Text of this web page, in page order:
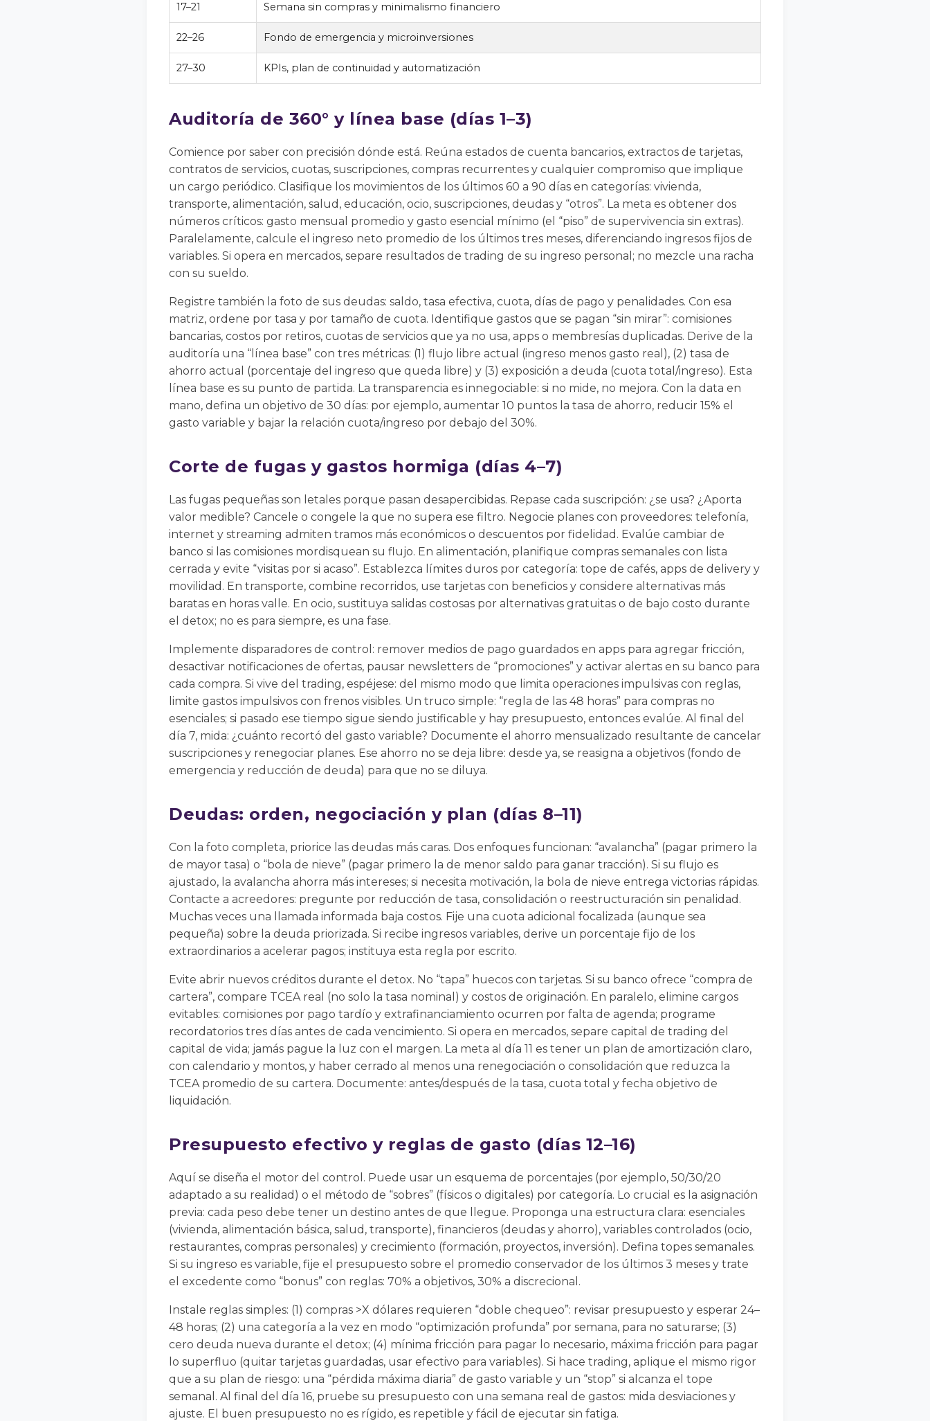
17–21 Semana sin compras y minimalismo financiero
22–26 Fondo de emergencia y microinversiones
27–30 KPIs, plan de continuidad y automatización
Auditoría de 360° y línea base (días 1–3)
Comience por saber con precisión dónde está. Reúna estados de cuenta bancarios, extractos de tarjetas,
contratos de servicios, cuotas, suscripciones, compras recurrentes y cualquier compromiso que implique
un cargo periódico. Clasifique los movimientos de los últimos 60 a 90 días en categorías: vivienda,
transporte, alimentación, salud, educación, ocio, suscripciones, deudas y “otros”. La meta es obtener dos
números críticos: gasto mensual promedio y gasto esencial mínimo (el “piso” de supervivencia sin extras).
Paralelamente, calcule el ingreso neto promedio de los últimos tres meses, diferenciando ingresos fijos de
variables. Si opera en mercados, separe resultados de trading de su ingreso personal; no mezcle una racha
con su sueldo.
Registre también la foto de sus deudas: saldo, tasa efectiva, cuota, días de pago y penalidades. Con esa
matriz, ordene por tasa y por tamaño de cuota. Identifique gastos que se pagan “sin mirar”: comisiones
bancarias, costos por retiros, cuotas de servicios que ya no usa, apps o membresías duplicadas. Derive de la
auditoría una “línea base” con tres métricas: (1) flujo libre actual (ingreso menos gasto real), (2) tasa de
ahorro actual (porcentaje del ingreso que queda libre) y (3) exposición a deuda (cuota total/ingreso). Esta
línea base es su punto de partida. La transparencia es innegociable: si no mide, no mejora. Con la data en
mano, defina un objetivo de 30 días: por ejemplo, aumentar 10 puntos la tasa de ahorro, reducir 15% el
gasto variable y bajar la relación cuota/ingreso por debajo del 30%.
Corte de fugas y gastos hormiga (días 4–7)
Las fugas pequeñas son letales porque pasan desapercibidas. Repase cada suscripción: ¿se usa? ¿Aporta
valor medible? Cancele o congele la que no supera ese filtro. Negocie planes con proveedores: telefonía,
internet y streaming admiten tramos más económicos o descuentos por fidelidad. Evalúe cambiar de
banco si las comisiones mordisquean su flujo. En alimentación, planifique compras semanales con lista
cerrada y evite “visitas por si acaso”. Establezca límites duros por categoría: tope de cafés, apps de delivery y
movilidad. En transporte, combine recorridos, use tarjetas con beneficios y considere alternativas más
baratas en horas valle. En ocio, sustituya salidas costosas por alternativas gratuitas o de bajo costo durante
el detox; no es para siempre, es una fase.
Implemente disparadores de control: remover medios de pago guardados en apps para agregar fricción,
desactivar notificaciones de ofertas, pausar newsletters de “promociones” y activar alertas en su banco para
cada compra. Si vive del trading, espéjese: del mismo modo que limita operaciones impulsivas con reglas,
limite gastos impulsivos con frenos visibles. Un truco simple: “regla de las 48 horas” para compras no
esenciales; si pasado ese tiempo sigue siendo justificable y hay presupuesto, entonces evalúe. Al final del
día 7, mida: ¿cuánto recortó del gasto variable? Documente el ahorro mensualizado resultante de cancelar
suscripciones y renegociar planes. Ese ahorro no se deja libre: desde ya, se reasigna a objetivos (fondo de
emergencia y reducción de deuda) para que no se diluya.
Deudas: orden, negociación y plan (días 8–11)
Con la foto completa, priorice las deudas más caras. Dos enfoques funcionan: “avalancha” (pagar primero la
de mayor tasa) o “bola de nieve” (pagar primero la de menor saldo para ganar tracción). Si su flujo es
ajustado, la avalancha ahorra más intereses; si necesita motivación, la bola de nieve entrega victorias rápidas.
Contacte a acreedores: pregunte por reducción de tasa, consolidación o reestructuración sin penalidad.
Muchas veces una llamada informada baja costos. Fije una cuota adicional focalizada (aunque sea
pequeña) sobre la deuda priorizada. Si recibe ingresos variables, derive un porcentaje fijo de los
extraordinarios a acelerar pagos; instituya esta regla por escrito.
Evite abrir nuevos créditos durante el detox. No “tapa” huecos con tarjetas. Si su banco ofrece “compra de
cartera”, compare TCEA real (no solo la tasa nominal) y costos de originación. En paralelo, elimine cargos
evitables: comisiones por pago tardío y extrafinanciamiento ocurren por falta de agenda; programe
recordatorios tres días antes de cada vencimiento. Si opera en mercados, separe capital de trading del
capital de vida; jamás pague la luz con el margen. La meta al día 11 es tener un plan de amortización claro,
con calendario y montos, y haber cerrado al menos una renegociación o consolidación que reduzca la
TCEA promedio de su cartera. Documente: antes/después de la tasa, cuota total y fecha objetivo de
liquidación.
Presupuesto efectivo y reglas de gasto (días 12–16)
Aquí se diseña el motor del control. Puede usar un esquema de porcentajes (por ejemplo, 50/30/20
adaptado a su realidad) o el método de “sobres” (físicos o digitales) por categoría. Lo crucial es la asignación
previa: cada peso debe tener un destino antes de que llegue. Proponga una estructura clara: esenciales
(vivienda, alimentación básica, salud, transporte), financieros (deudas y ahorro), variables controlados (ocio,
restaurantes, compras personales) y crecimiento (formación, proyectos, inversión). Defina topes semanales.
Si su ingreso es variable, fije el presupuesto sobre el promedio conservador de los últimos 3 meses y trate
el excedente como “bonus” con reglas: 70% a objetivos, 30% a discrecional.
Instale reglas simples: (1) compras >X dólares requieren “doble chequeo”: revisar presupuesto y esperar 24–
48 horas; (2) una categoría a la vez en modo “optimización profunda” por semana, para no saturarse; (3)
cero deuda nueva durante el detox; (4) mínima fricción para pagar lo necesario, máxima fricción para pagar
lo superfluo (quitar tarjetas guardadas, usar efectivo para variables). Si hace trading, aplique el mismo rigor
que a su plan de riesgo: una “pérdida máxima diaria” de gasto variable y un “stop” si alcanza el tope
semanal. Al final del día 16, pruebe su presupuesto con una semana real de gastos: mida desviaciones y
ajuste. El buen presupuesto no es rígido, es repetible y fácil de ejecutar sin fatiga.